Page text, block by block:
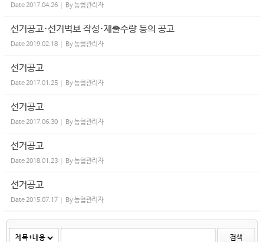
Date2017.04.26 By농협관리자
선거공고·선거벽보 작성·제출수량 등의 공고
Date2019.02.18 By농협관리자
선거공고
Date2017.01.25 By농협관리자
선거공고
Date2017.06.30 By농협관리자
선거공고
Date2018.01.23 By농협관리자
선거공고
Date2015.07.17 By농협관리자
검색